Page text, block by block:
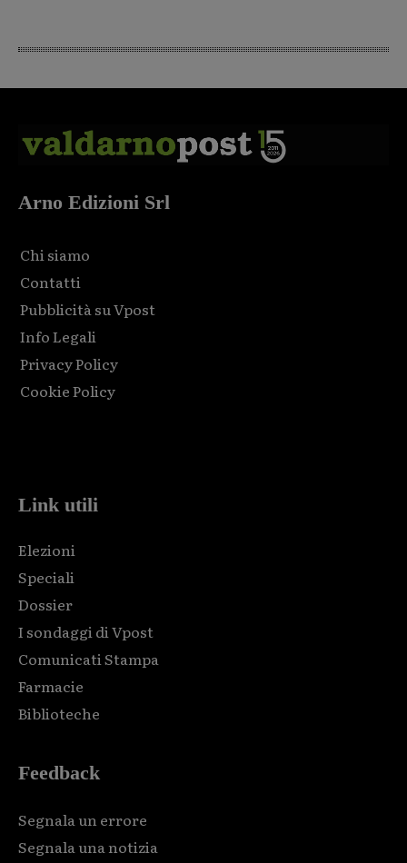
Arno Edizioni Srl
Chi siamo
Contatti
Pubblicità su Vpost
Info Legali
Privacy Policy
Cookie Policy
Link utili
Elezioni
Speciali
Dossier
I sondaggi di Vpost
Comunicati Stampa
Farmacie
Biblioteche
Feedback
Segnala un errore
Segnala una notizia